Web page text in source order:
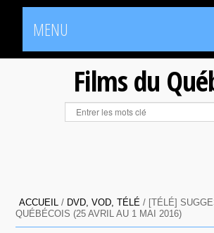
MENU
Films du
ACCUEIL / DVD, VOD, TÉLÉ / [TÉLÉ]
QUÉBÉCOIS (25 AVRIL AU 1 MAI 2016)